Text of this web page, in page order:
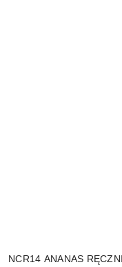
NCR14 ANANAS